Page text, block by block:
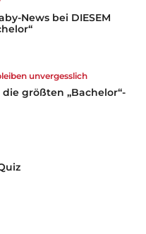
News bei DIESEM
unvergesslich
die größten „Bachelor“-